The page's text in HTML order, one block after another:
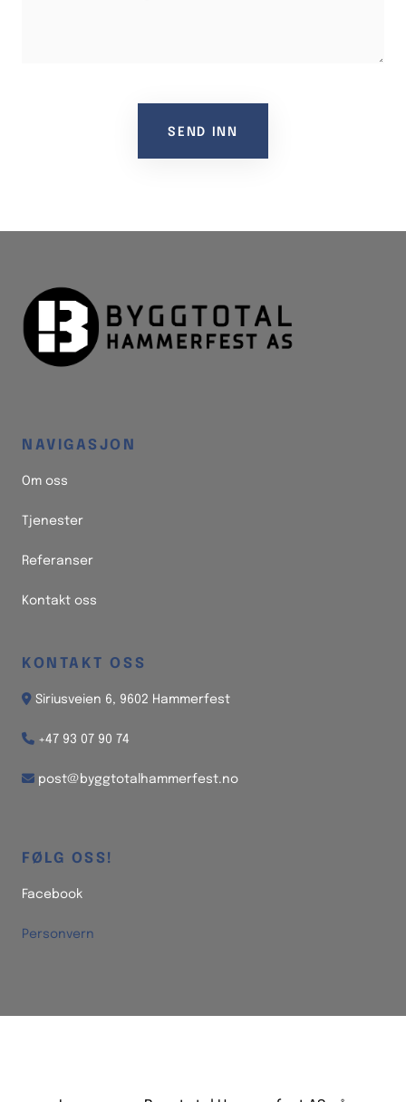
NAVIGASJON
Om oss
Tjenester
Referanser
Kontakt oss
KONTAKT OSS
 Siriusveien 6, 9602 Hammerfest
 +47 93 07 90 74
 post@byggtotalhammerfest.no
FØLG OSS!
Facebook
Personvern